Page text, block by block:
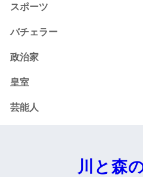
スポーツ
バチェラー
政治家
皇室
芸能人
川と森